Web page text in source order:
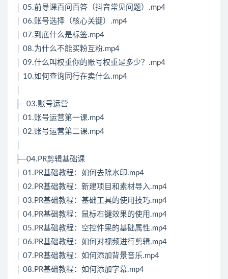
│ 05.前导课百问百答（抖音常见问题）.mp4
│ 06.账号选择（核心关键）.mp4
│ 07.到底什么是标签.mp4
│ 08.为什么不能买粉互粉.mp4
│ 09.什么叫权重你的账号权重是多少？.mp4
│ 10.如何查询同行在卖什么.mp4
├─03.账号运营
│ 01.账号运营第一课.mp4
│ 02.账号运营第二课.mp4
├─04.PR剪辑基础课
│ 01.PR基础教程：如何去除水印.mp4
│ 02.PR基础教程：新建项目和素材导入.mp4
│ 03.PR基础教程：基础工具的使用技巧.mp4
│ 04.PR基础教程：鼠标右键效果的使用.mp4
│ 05.PR基础教程：空控件果的基础属性.mp4
│ 06.PR基础教程：如何对视频进行剪辑.mp4
│ 07.PR基础教程：如何添加背景音乐.mp4
│ 08.PR基础教程：如何添加字幕.mp4